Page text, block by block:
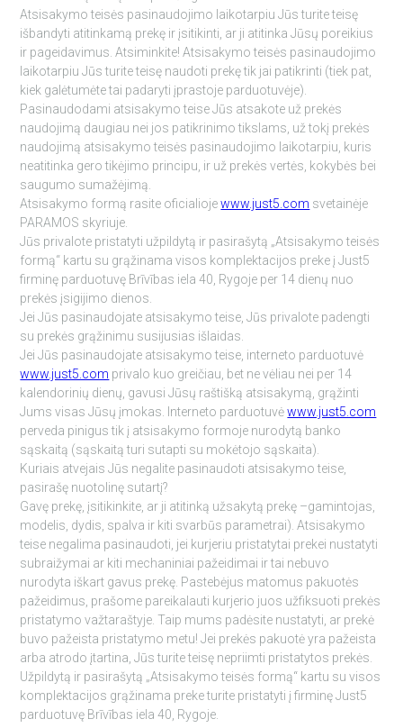
Atsisakymo teisės pasinaudojimo laikotarpiu Jūs turite teisę
išbandyti atitinkamą prekę ir įsitikinti, ar ji atitinka Jūsų poreikius
ir pageidavimus. Atsiminkite! Atsisakymo teisės pasinaudojimo
laikotarpiu Jūs turite teisę naudoti prekę tik jai patikrinti (tiek pat,
kiek galėtumėte tai padaryti įprastoje parduotuvėje).
Pasinaudodami atsisakymo teise Jūs atsakote už prekės
naudojimą daugiau nei jos patikrinimo tikslams, už tokį prekės
naudojimą atsisakymo teisės pasinaudojimo laikotarpiu, kuris
neatitinka gero tikėjimo principu, ir už prekės vertės, kokybės bei
saugumo sumažėjimą.
Atsisakymo formą rasite oficialiojewww.just5.com svetainėje
PARAMOS skyriuje.
Jūs privalote pristatyti užpildytą ir pasirašytą „Atsisakymo teisės
formą“ kartu su grąžinama visos komplektacijos preke į Just5
firminę parduotuvę Brīvības iela 40, Rygoje per 14 dienų nuo
prekės įsigijimo dienos.
Jei Jūs pasinaudojate atsisakymo teise, Jūs privalote padengti
su prekės grąžinimu susijusias išlaidas.
Jei Jūs pasinaudojate atsisakymo teise, interneto parduotuvė
www.just5.com privalo kuo greičiau, bet ne vėliau nei per 14
kalendorinių dienų, gavusi Jūsų raštišką atsisakymą, grąžinti
Jums visas Jūsų įmokas. Interneto parduotuvėwww.just5.com
perveda pinigus tik į atsisakymo formoje nurodytą banko
sąskaitą (sąskaitą turi sutapti su mokėtojo sąskaita).
Kuriais atvejais Jūs negalite pasinaudoti atsisakymo teise,
pasirašę nuotolinę sutartį?
Gavę prekę, įsitikinkite, ar ji atitinką užsakytą prekę –gamintojas,
modelis, dydis, spalva ir kiti svarbūs parametrai). Atsisakymo
teise negalima pasinaudoti, jei kurjeriu pristatytai prekei nustatyti
subraižymai ar kiti mechaniniai pažeidimai ir tai nebuvo
nurodyta iškart gavus prekę. Pastebėjus matomus pakuotės
pažeidimus, prašome pareikalauti kurjerio juos užfiksuoti prekės
pristatymo važtaraštyje. Taip mums padėsite nustatyti, ar prekė
buvo pažeista pristatymo metu! Jei prekės pakuotė yra pažeista
arba atrodo įtartina, Jūs turite teisę nepriimti pristatytos prekės.
Užpildytą ir pasirašytą „Atsisakymo teisės formą“ kartu su visos
komplektacijos grąžinama preke turite pristatyti į firminę Just5
parduotuvę Brīvības iela 40, Rygoje.